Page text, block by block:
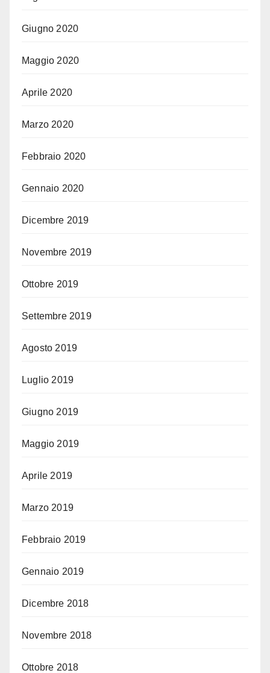
Giugno 2020
Maggio 2020
Aprile 2020
Marzo 2020
Febbraio 2020
Gennaio 2020
Dicembre 2019
Novembre 2019
Ottobre 2019
Settembre 2019
Agosto 2019
Luglio 2019
Giugno 2019
Maggio 2019
Aprile 2019
Marzo 2019
Febbraio 2019
Gennaio 2019
Dicembre 2018
Novembre 2018
Ottobre 2018